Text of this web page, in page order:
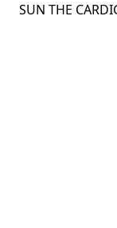
SUN THE